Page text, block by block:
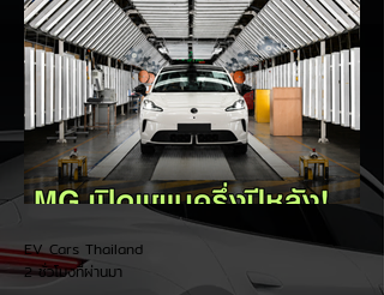
EV Cars Thailand
2 ชั่วโมงที่ผ่านมา